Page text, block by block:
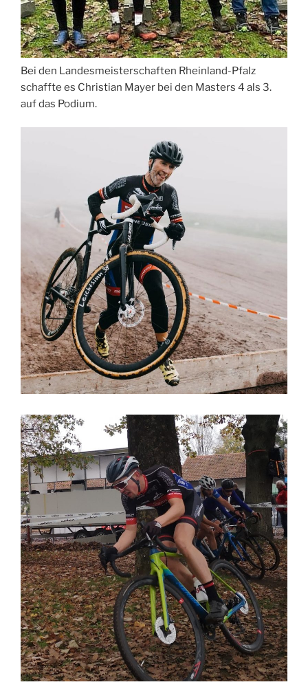
Bei den Landesmeisterschaften Rheinland-Pfalz
schaffte es Christian Mayer bei den Masters 4 als 3.
auf das Podium.